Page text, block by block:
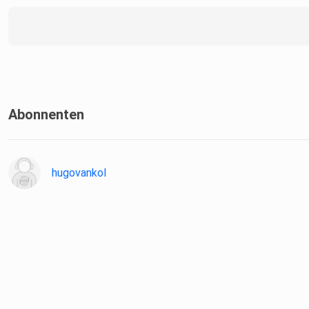
Abonnenten
hugovankol